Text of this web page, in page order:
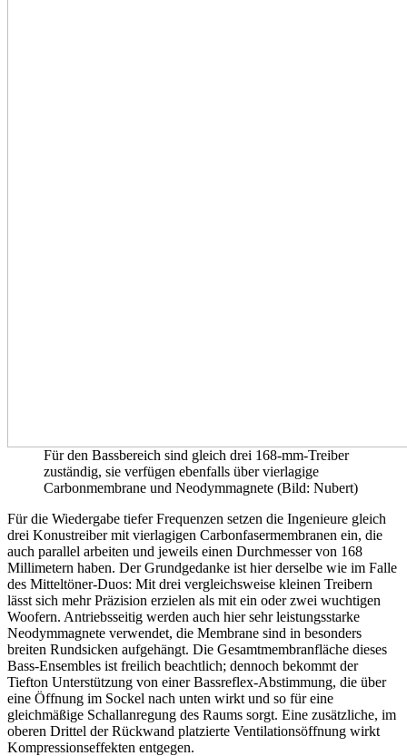
Für den Bassbereich sind gleich drei 168-mm-Treiber
zuständig, sie verfügen ebenfalls über vierlagige
Carbonmembrane und Neodymmagnete (Bild: Nubert)
Für die Wiedergabe tiefer Frequenzen setzen die Ingenieure gleich
drei Konustreiber mit vierlagigen Carbonfasermembranen ein, die
auch parallel arbeiten und jeweils einen Durchmesser von 168
Millimetern haben. Der Grundgedanke ist hier derselbe wie im Falle
des Mitteltöner-Duos: Mit drei vergleichsweise kleinen Treibern
lässt sich mehr Präzision erzielen als mit ein oder zwei wuchtigen
Woofern. Antriebsseitig werden auch hier sehr leistungsstarke
Neodymmagnete verwendet, die Membrane sind in besonders
breiten Rundsicken aufgehängt. Die Gesamtmembranfläche dieses
Bass-Ensembles ist freilich beachtlich; dennoch bekommt der
Tiefton Unterstützung von einer Bassreflex-Abstimmung, die über
eine Öffnung im Sockel nach unten wirkt und so für eine
gleichmäßige Schallanregung des Raums sorgt. Eine zusätzliche, im
oberen Drittel der Rückwand platzierte Ventilationsöffnung wirkt
Kompressionseffekten entgegen.